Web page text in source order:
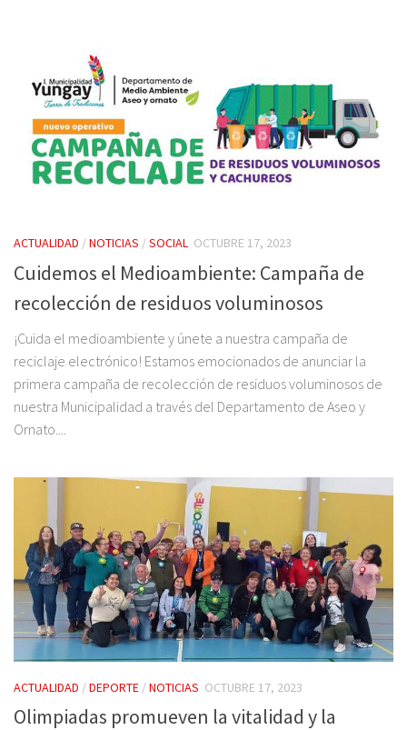
ACTUALIDAD /NOTICIAS /SOCIAL OCTUBRE 17, 2023
Cuidemos el Medioambiente: Campaña de
recolección de residuos voluminosos
¡Cuida el medioambiente y únete a nuestra campaña de
reciclaje electrónico! Estamos emocionados de anunciar la
primera campaña de recolección de residuos voluminosos de
nuestra Municipalidad a través del Departamento de Aseo y
Ornato....
ACTUALIDAD /DEPORTE /NOTICIAS OCTUBRE 17, 2023
Olimpiadas promueven la vitalidad y la